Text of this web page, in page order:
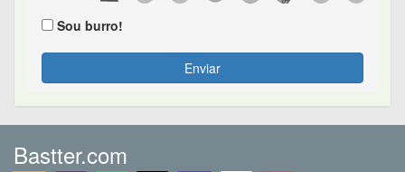
Sou burro!
Enviar
Bastter.com